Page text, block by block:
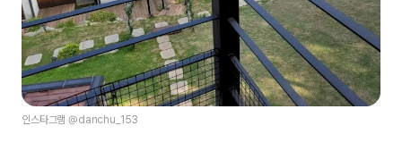
인스타그램 @danchu_153